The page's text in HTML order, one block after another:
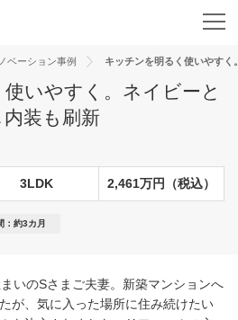
ベーション事例 キッチンを明るく使いやす
いやすく。ネイビーと
装も刷新
3LDK 2,461万円（税込）
：約3カ月
いのSさまご夫妻。新築マンションへ
が、気に入った場所に住み続けたい